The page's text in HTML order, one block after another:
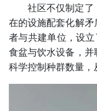
社区不仅制定
在的设施配套化解
者与共建单位，设
食盆与饮水设备，并
科学控制种群数量，